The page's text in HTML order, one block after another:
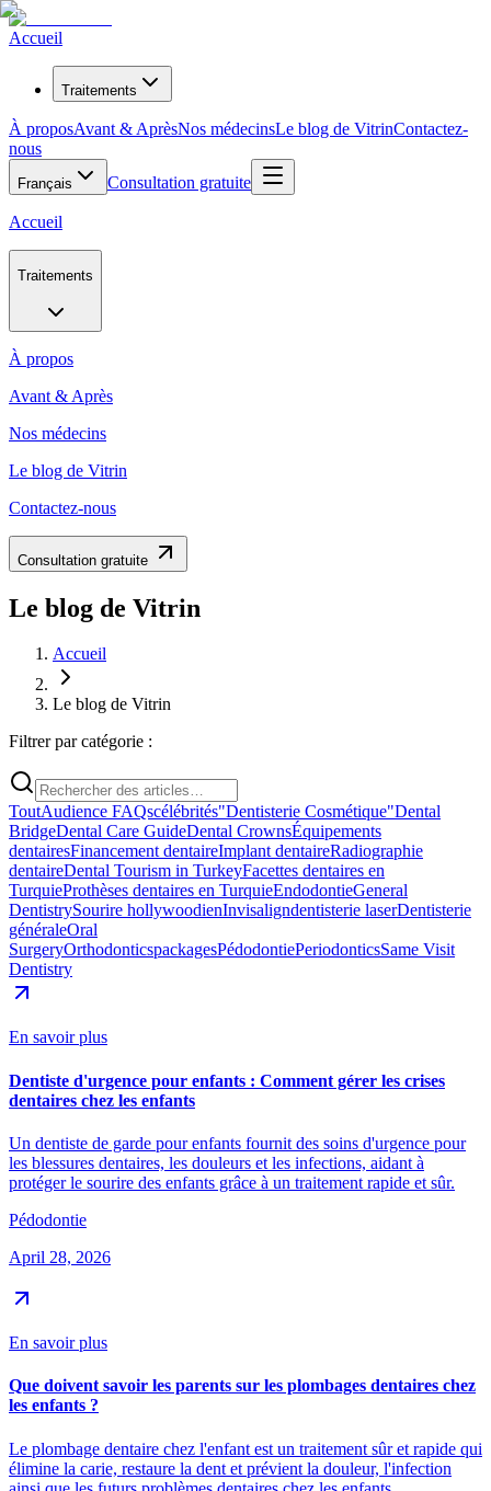
Accueil
Traitements
À proposAvant & AprèsNos médecinsLe blog de VitrinContactez-
nous
Français Consultation gratuite
Accueil
Traitements
À propos
Avant & Après
Nos médecins
Le blog de Vitrin
Contactez-nous
Consultation gratuite
Le blog de Vitrin
Accueil
Le blog de Vitrin
Filtrer par catégorie :
ToutAudience FAQscélébrités"Dentisterie Cosmétique"Dental
BridgeDental Care GuideDental CrownsÉquipements
dentairesFinancement dentaireImplant dentaireRadiographie
dentaireDental Tourism in TurkeyFacettes dentaires en
TurquieProthèses dentaires en TurquieEndodontieGeneral
DentistrySourire hollywoodienInvisaligndentisterie laserDentisterie
généraleOral
SurgeryOrthodonticspackagesPédodontiePeriodonticsSame Visit
Dentistry
En savoir plus
Dentiste d'urgence pour enfants : Comment gérer les crises
dentaires chez les enfants
Un dentiste de garde pour enfants fournit des soins d'urgence pour
les blessures dentaires, les douleurs et les infections, aidant à
protéger le sourire des enfants grâce à un traitement rapide et sûr.
Pédodontie
April 28, 2026
En savoir plus
Que doivent savoir les parents sur les plombages dentaires chez
les enfants ?
Le plombage dentaire chez l'enfant est un traitement sûr et rapide qui
élimine la carie, restaure la dent et prévient la douleur, l'infection